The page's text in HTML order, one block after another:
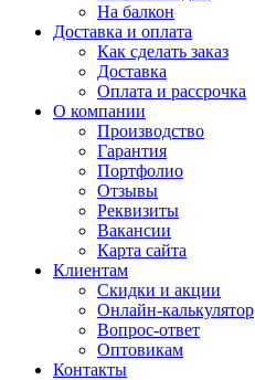
На балкон
Доставка и оплата
Как сделать заказ
Доставка
Оплата и рассрочка
О компании
Производство
Гарантия
Портфолио
Отзывы
Реквизиты
Вакансии
Карта сайта
Клиентам
Скидки и акции
Онлайн-калькулятор
Вопрос-ответ
Оптовикам
Контакты